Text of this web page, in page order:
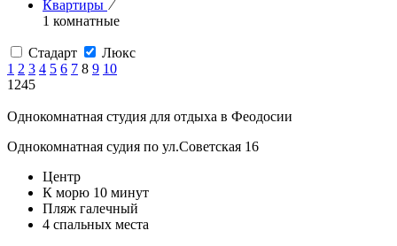
Квартиры ⁄
1 комнатные
Стадарт
Люкс
1 2 3 4 5 6 7 8 9 10
1245
Однокомнатная студия для отдыха в Феодосии
Однокомнатная судия по ул.Советская 16
Центр
К морю 10 минут
Пляж галечный
4 спальных места